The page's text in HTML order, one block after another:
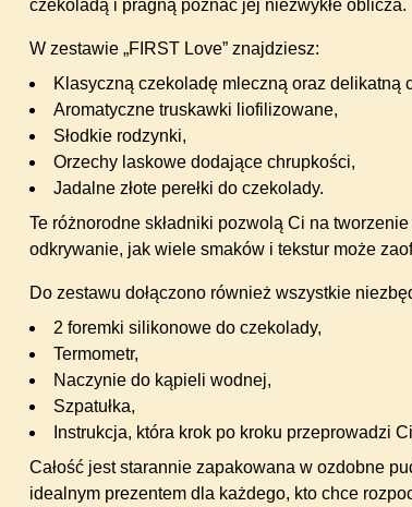
czekoladą i pragną poznać jej niezwykłe oblicza.
W zestawie „FIRST Love” znajdziesz:
Klasyczną czekoladę mleczną oraz delikatną
Aromatyczne truskawki liofilizowane,
Słodkie rodzynki,
Orzechy laskowe dodające chrupkości,
Jadalne złote perełki do czekolady.
Te różnorodne składniki pozwolą Ci na
odkrywanie, jak wiele smaków i tekstur może
Do zestawu dołączono również wszystkie
2 foremki silikonowe do czekolady,
Termometr,
Naczynie do kąpieli wodnej,
Szpatułka,
Instrukcja, która krok po kroku przeprowadzi
Całość jest starannie zapakowana w ozdobne
idealnym prezentem dla każdego, kto chce